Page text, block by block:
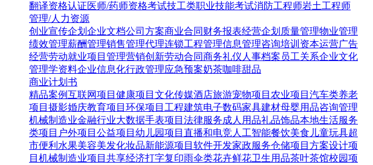
翻译资格认证医师/药师资格考试技工类职业技能考试消防工程师岩土工程师
管理/人力资源
创业宣传企划 企业文档公司方案商业合同 财务报表经营企划 质量管理物业管理
绩效管理薪酬管理销售管理代理连锁工程管理信息管理咨询培训 资本运营广告
经营劳动就业项目管理营销创新劳动合同商务礼仪 人事档案 员工关系企业文化
管理学资料企业信息化行政管理应急预案奶茶咖啡甜品
商业计划书
精品案例互联网项目 健康项目 文化传媒酒店旅游宠物项目 农业项目 汽车类养老
项目 摄影婚庆教育项目 环保项目 工程建筑电子数码家具建材母婴用品咨询管理
机械制造业金融行业大数据手表项目 法律服务成人用品礼品饰品本地生活服务
类项目 户外项目 公益项目 幼儿园项目 直播和电竞人工智能餐饮美食 儿童玩具超
市便利水果美容美发化妆品新能源项目 软件开发家政服务仓储项目 方案设计项
目 机械制造业项目 共享经济打字复印雨伞类花卉鲜花卫生用品茶叶茶馆校园项